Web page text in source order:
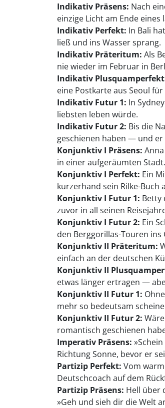
Indikativ Präsens: Nach
einzige Licht am Ende eines
Indikativ Perfekt: In Bali
ließ und ins Wasser sprang.
Indikativ Präteritum: Als
nie wieder im Februar in
Indikativ
eine Postkarte aus Seoul
Indikativ Futur 1: In
liebsten leben würde.
Indikativ Futur 2: Bis die
geschienen haben — und
Konjunktiv I Präsens:
in einer aufgeräumten Stadt.
Konjunktiv I Perfekt: Ein
kurzerhand sein Rilke-Buch
Konjunktiv I Futur 1: Betty
zuvor in all seinen
Konjunktiv I Futur 2: Ein
den Berggorillas-Touren
Konjunktiv II Präteritum:
einfach an der deutschen
Konjunktiv II
etwas länger ertragen —
Konjunktiv II Futur 1:
mehr so bedeutsam
Konjunktiv II Futur 2:
romantisch geschienen
Imperativ Präsens:
Richtung Sonne, bevor er
Partizip Perfekt: Vom
Deutschcoach auf dem
Partizip Präsens: Hell über
»Geh und sieh dir die Welt